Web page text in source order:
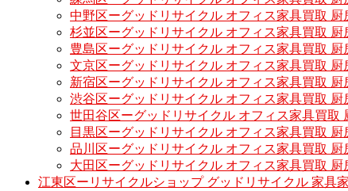
中野区ーグッドリサイクル オフィス家具買取 厨
杉並区ーグッドリサイクル オフィス家具買取 厨
豊島区ーグッドリサイクル オフィス家具買取 厨
文京区ーグッドリサイクル オフィス家具買取 厨
新宿区ーグッドリサイクル オフィス家具買取 厨
渋谷区ーグッドリサイクル オフィス家具買取 厨
世田谷区ーグッドリサイクル オフィス家具買取
目黒区ーグッドリサイクル オフィス家具買取 厨
品川区ーグッドリサイクル オフィス家具買取 厨
大田区ーグッドリサイクル オフィス家具買取 厨
江東区ーリサイクルショップ グッドリサイクル 家具